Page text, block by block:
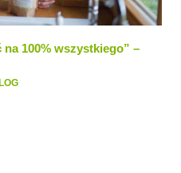
100% wszystkiego” –